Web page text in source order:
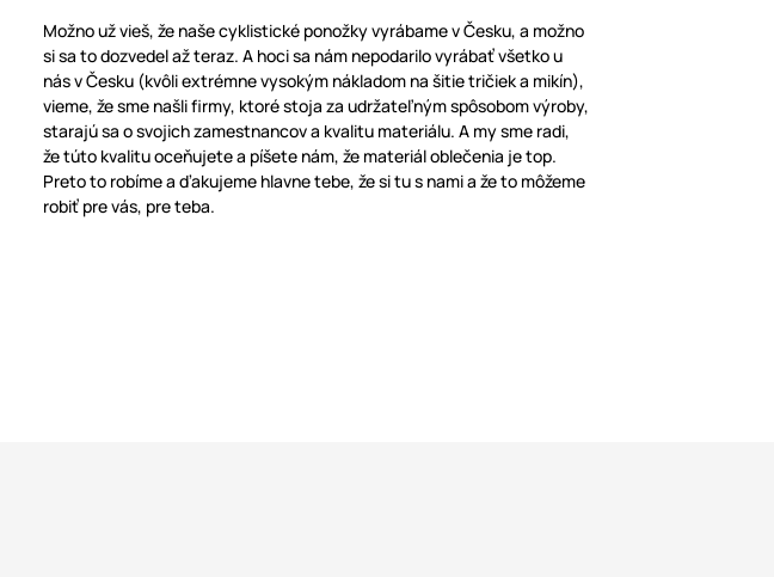
Možno už vieš, že naše cyklistické ponožky vyrábame v Česku, a možno
si sa to dozvedel až teraz. A hoci sa nám nepodarilo vyrábať všetko u
nás v Česku (kvôli extrémne vysokým nákladom na šitie tričiek a mikín),
vieme, že sme našli firmy, ktoré stoja za udržateľným spôsobom výroby,
starajú sa o svojich zamestnancov a kvalitu materiálu. A my sme radi,
že túto kvalitu oceňujete a píšete nám, že materiál oblečenia je top.
Preto to robíme a ďakujeme hlavne tebe, že si tu s nami a že to môžeme
robiť pre vás, pre teba.